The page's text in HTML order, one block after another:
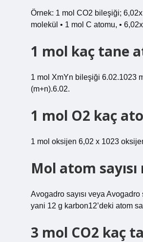
Örnek: 1 mol CO2 bileşiği;
molekül • 1 mol C atomu, •
1 mol kaç tane
1 mol XmYn bileşiği 6.02.1023
(m+n).6.02.
1 mol O2 kaç
1 mol oksijen 6,02 x 1023
Mol atom
Avogadro sayısı veya
yani 12 g karbon12’deki atom
3 mol CO2 kaç